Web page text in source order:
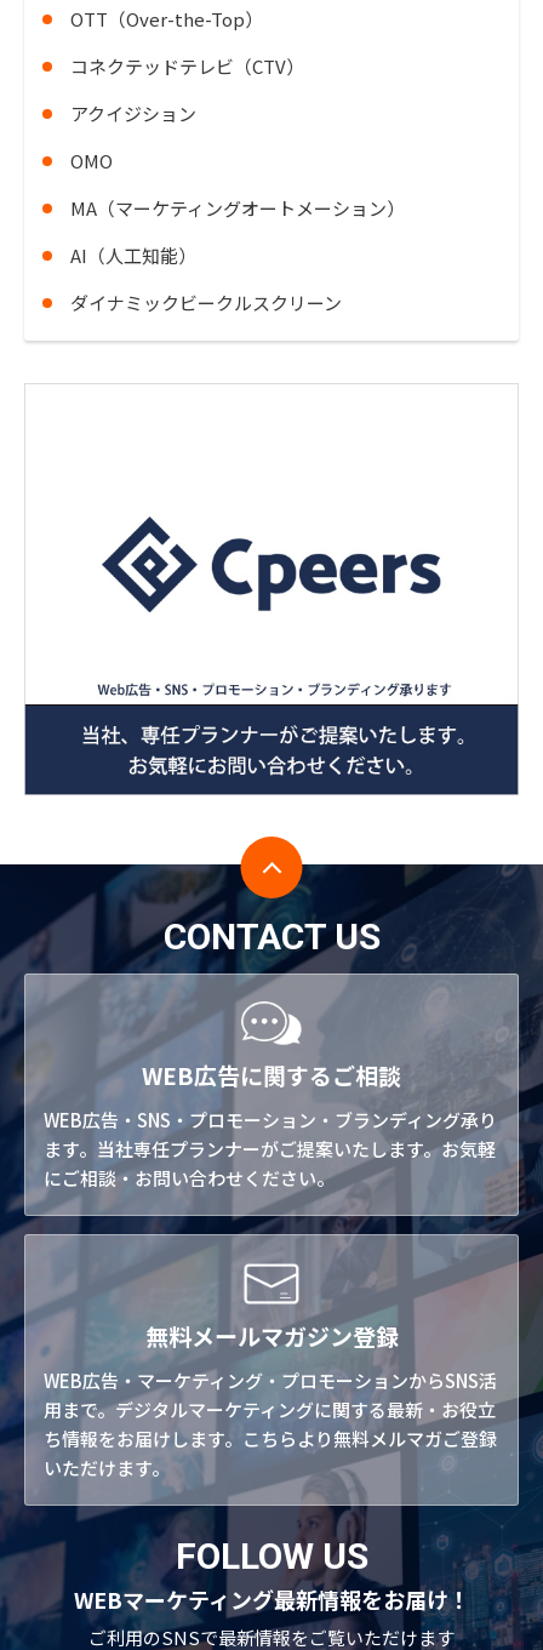
OTT（Over-the-Top）
コネクテッドテレビ（CTV）
アクイジション
OMO
MA（マーケティングオートメーション）
AI（人工知能）
ダイナミックビークルスクリーン
CONTACT US
WEB広告に関するご相談
WEB広告・SNS・プロモーション・ブランディング承り
ます。当社専任プランナーがご提案いたします。お気軽
にご相談・お問い合わせください。
無料メールマガジン登録
WEB広告・マーケティング・プロモーションからSNS活
用まで。デジタルマーケティングに関する最新・お役立
ち情報をお届けします。こちらより無料メルマガご登録
いただけます。
FOLLOW US
WEBマーケティング最新情報をお届け！
ご利用のSNSで最新情報をご覧いただけます